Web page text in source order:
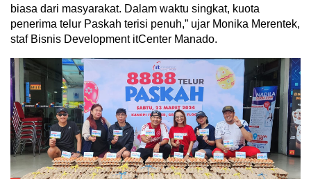
biasa dari masyarakat. Dalam waktu singkat, kuota
penerima telur Paskah terisi penuh,” ujar Monika Merentek,
staf Bisnis Development itCenter Manado.